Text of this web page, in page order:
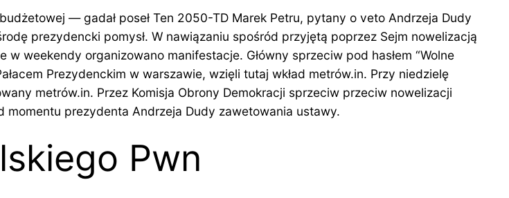
— gadał poseł Ten 2050-TD Marek Petru, pytany o veto Andrzeja Dudy
prezydencki pomysł. W nawiązaniu spośród przyjętą poprzez Sejm nowelizacją
weekendy organizowano manifestacje. Główny sprzeciw pod hasłem “Wolne
Prezydenckim w warszawie, wzięli tutaj wkład metrów.in. Przy niedzielę
metrów.in. Przez Komisja Obrony Demokracji sprzeciw przeciw nowelizacji
prezydenta Andrzeja Dudy zawetowania ustawy.
Pwn